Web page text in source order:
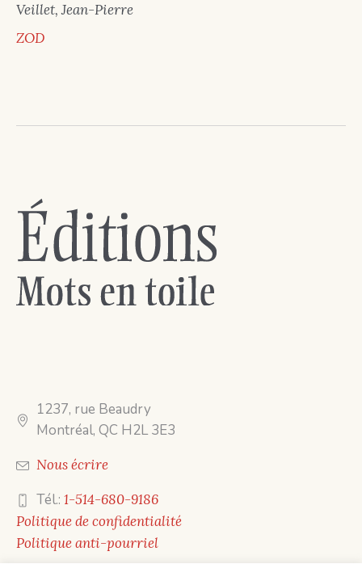
Veillet, Jean-Pierre
ZOD
1237, rue Beaudry
Montréal, QC H2L 3E3
Nous écrire
Tél.:1-514-680-9186
Politique de confidentialité
Politique anti-pourriel